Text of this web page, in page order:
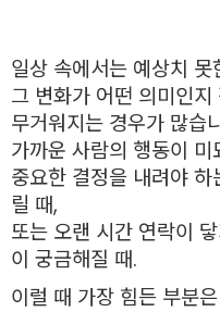
일상 속에서는 예상치
그 변화가 어떤 의미인
무거워지는 경우가 많습
가까운 사람의 행동이
중요한 결정을 내려야
릴 때,
또는 오랜 시간 연락이
이 궁금해질 때.
이럴 때 가장 힘든 부분은